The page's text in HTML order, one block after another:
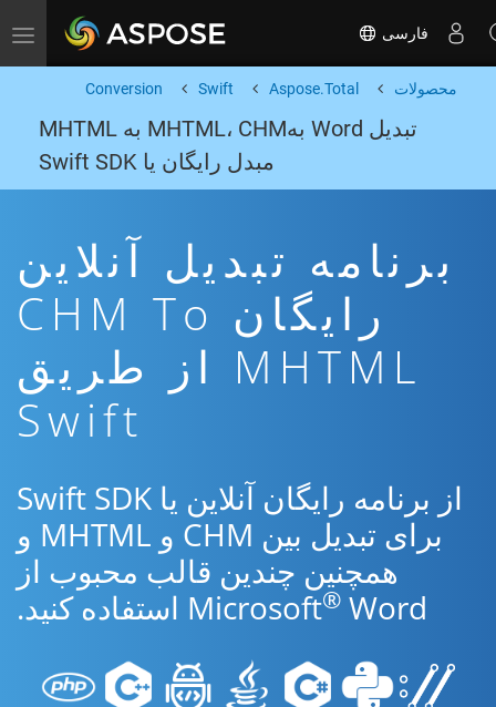
Toggle navigation فارسی
محصولات Aspose.Total
Swift
Conversion
تبدیل Word بهMHTML، CHM به MHTML
مبدل رایگان یا Swift SDK
برنامه تبدیل آنلاین
رایگان CHM To
MHTML از طریق
Swift
از برنامه رایگان آنلاین یا Swift SDK
برای تبدیل بین CHM و MHTML و
همچنین چندین قالب محبوب از
Microsoft® Word استفاده کنید.